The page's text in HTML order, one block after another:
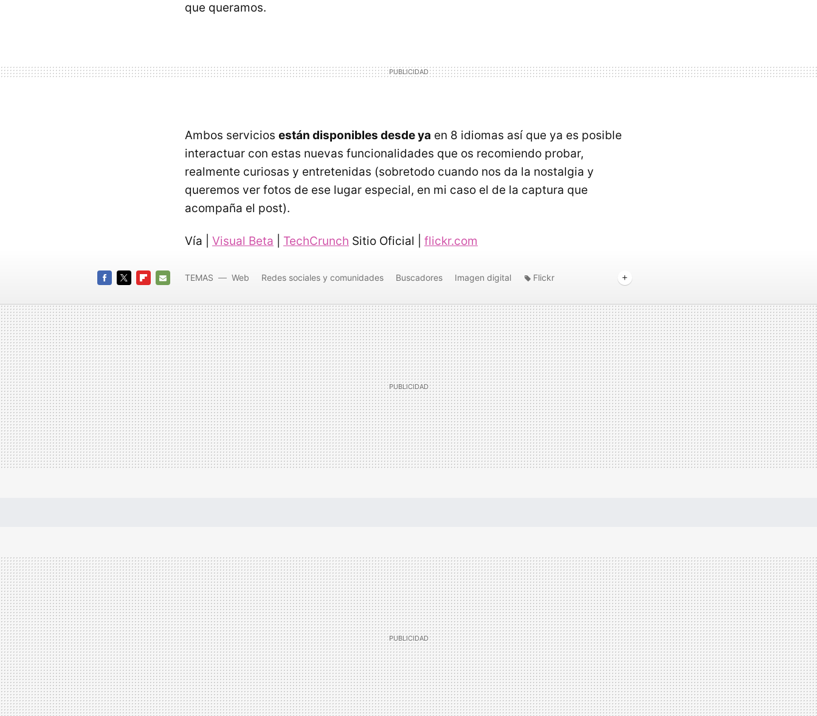
que queramos.
Ambos servicios están disponibles desde ya en 8 idiomas así que ya es posible
interactuar con estas nuevas funcionalidades que os recomiendo probar,
realmente curiosas y entretenidas (sobretodo cuando nos da la nostalgia y
queremos ver fotos de ese lugar especial, en mi caso el de la captura que
acompaña el post).
Vía | Visual Beta TechCrunch Sitio Oficial | flickr.com
MAIL
TEMAS Web Redes sociales y comunidades Buscadores Imagen digital
Flickr